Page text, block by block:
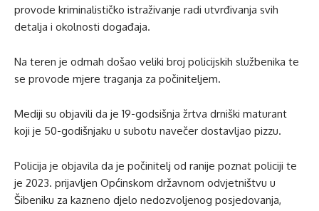
provode kriminalističko istraživanje radi utvrđivanja svih
detalja i okolnosti događaja.
Na teren je odmah došao veliki broj policijskih službenika te
se provode mjere traganja za počiniteljem.
Mediji su objavili da je 19-godsišnja žrtva drniški maturant
koji je 50-godišnjaku u subotu navečer dostavljao pizzu.
Policija je objavila da je počinitelj od ranije poznat policiji te
je 2023. prijavljen Općinskom državnom odvjetništvu u
Šibeniku za kazneno djelo nedozvoljenog posjedovanja,